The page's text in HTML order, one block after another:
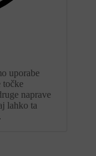
uporabe
točke
naprave
lahko ta